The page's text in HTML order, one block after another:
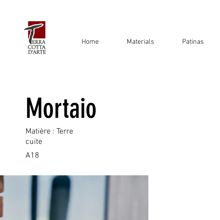
Home Materials Patinas
Mortaio
Matière : Terre
cuite
A18